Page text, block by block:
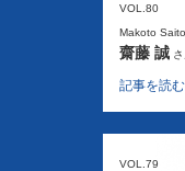
VOL.80
Makoto Saito
齋藤 誠
記事を読む
VOL.79